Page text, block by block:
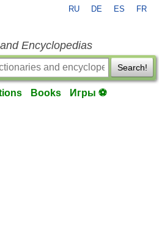
RU DE ES FR
Encyclopedias
Search!
Books Игры ⚽